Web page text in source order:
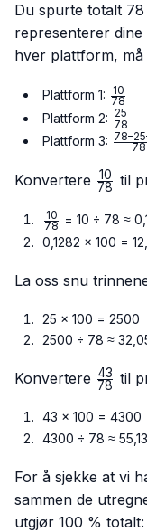
Du spurte totalt
representerer
hver plattform,
Plattform 1:
{78}
78
10
Plattform 2:
{78}
78
25
Plattform 3: 78
Konvertere 78
10 til
\frac{10}
{78}
78
10
= 10 ÷ 78 ≈
0,1282 × 100 =
La oss snu
25 × 100 = 2500
2500 ÷ 78 ≈
Konvertere 78
43 til
43 × 100 = 4300
4300 ÷ 78 ≈
For å sjekke at vi
sammen de
utgjør 100 % totalt: